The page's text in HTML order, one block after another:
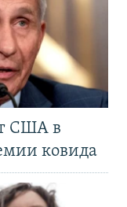
США в
ковида